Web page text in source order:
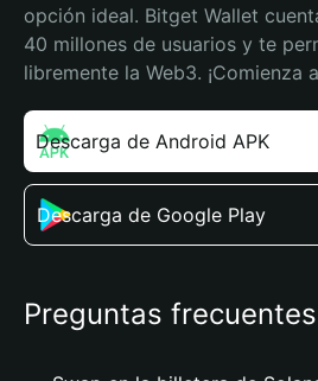
opción ideal. Bitget Wallet
40 millones de usuarios y te
libremente la Web3. ¡Comienza
Descarga de Android APK
Descarga de Google Play
Preguntas frecuentes